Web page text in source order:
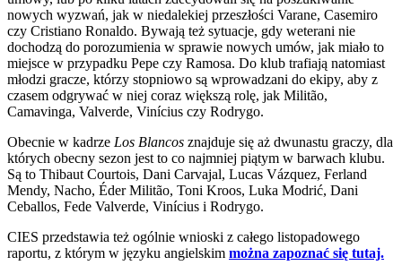
nowych wyzwań, jak w niedalekiej przeszłości Varane, Casemiro
czy Cristiano Ronaldo. Bywają też sytuacje, gdy weterani nie
dochodzą do porozumienia w sprawie nowych umów, jak miało to
miejsce w przypadku Pepe czy Ramosa. Do klub trafiają natomiast
młodzi gracze, którzy stopniowo są wprowadzani do ekipy, aby z
czasem odgrywać w niej coraz większą rolę, jak Militão,
Camavinga, Valverde, Vinícius czy Rodrygo.
Obecnie w kadrze Los Blancos znajduje się aż dwunastu graczy, dla
których obecny sezon jest to co najmniej piątym w barwach klubu.
Są to Thibaut Courtois, Dani Carvajal, Lucas Vázquez, Ferland
Mendy, Nacho, Éder Militão, Toni Kroos, Luka Modrić, Dani
Ceballos, Fede Valverde, Vinícius i Rodrygo.
CIES przedstawia też ogólnie wnioski z całego listopadowego
raportu, z którym w języku angielskim można zapoznać się tutaj.